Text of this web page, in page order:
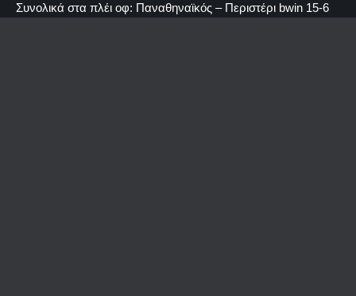
Συνολικά στα πλέι οφ: Παναθηναϊκός – Περιστέρι bwin 15-6